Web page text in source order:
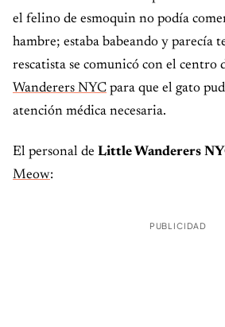
el felino de esmoquin no podía
hambre; estaba babeando y parecía
rescatista se comunicó con el centro
Wanderers NYC para que el gato
atención médica necesaria.
El personal de Little Wanderers
Meow:
PUBLICIDAD